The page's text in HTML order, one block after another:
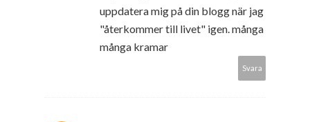
uppdatera mig på din blogg när jag
"återkommer till livet" igen. många
många kramar
Svara